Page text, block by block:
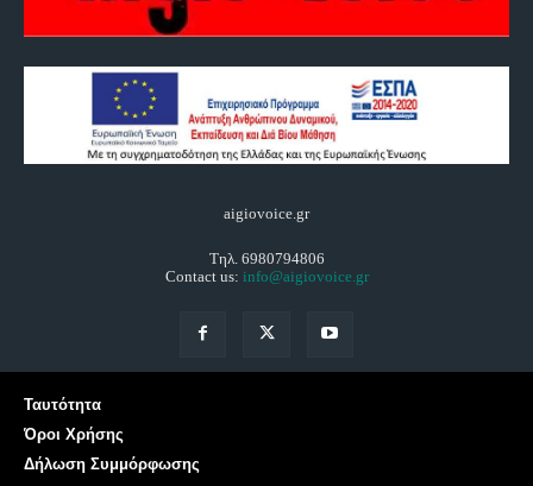
aigiovoice.gr
Τηλ. 6980794806
Contact us: info@aigiovoice.gr
Ταυτότητα
Όροι Χρήσης
Δήλωση Συμμόρφωσης